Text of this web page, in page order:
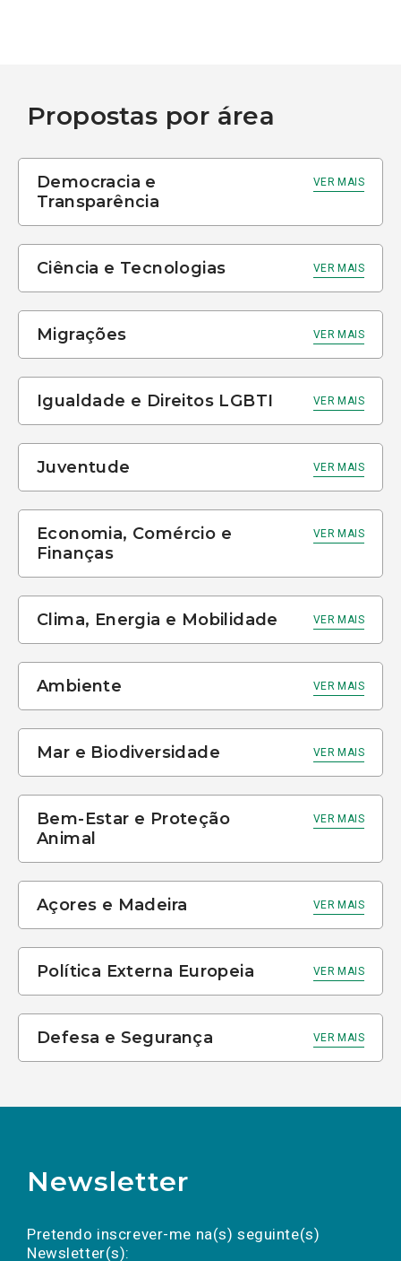
Propostas por área
Democracia e
Transparência
VER MAIS
Ciência e Tecnologias VER MAIS
Migrações VER MAIS
Igualdade e Direitos LGBTI VER MAIS
Juventude VER MAIS
Economia, Comércio e
Finanças
VER MAIS
Clima, Energia e Mobilidade VER MAIS
Ambiente VER MAIS
Mar e Biodiversidade VER MAIS
Bem-Estar e Proteção
Animal
VER MAIS
Açores e Madeira VER MAIS
Política Externa Europeia VER MAIS
Defesa e Segurança VER MAIS
Newsletter
Pretendo inscrever-me na(s) seguinte(s)
Newsletter(s):
a(s) newsletter(s).
mail